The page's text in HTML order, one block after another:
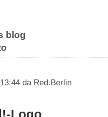
blog
da Red.Berlin